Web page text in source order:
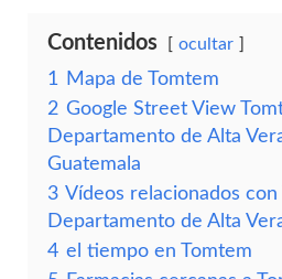
Contenidos ocultar
1
Mapa de Tomtem
2 Google Street View
Departamento de Alta
Guatemala
3 Vídeos relacionados con
Departamento de Alta
4 el tiempo en Tomtem